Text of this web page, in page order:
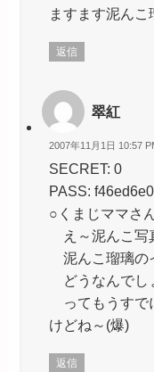
ますます泥ん
返信
翠紅
2007年11月1日 10:57
SECRET: 0
PASS:
○くまじママさ
え～泥んこ写
泥んこ瑠璃の
どうなんでし
ってもうすで
けどね～(爆)
返信